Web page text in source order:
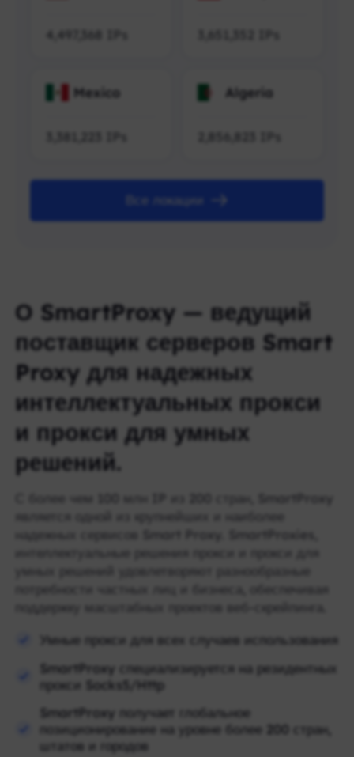
4,497,368
Mexico Algeria
Все локации
О SmartProxy — ведущий
поставщик серверов Smart
Proxy для надежных
интеллектуальных прокси
и прокси для умных
решений.
С более чем 100 млн IP из 200 стран, SmartProxy
является одной из крупнейших и наиболее
надежных сервисов Smart Proxy. SmartProxies,
интеллектуальные решения прокси и прокси для
умных решений удовлетворяют разнообразные
потребности частных лиц и бизнеса, обеспечивая
поддержку масштабных проектов веб-скрейпинга.
Умные прокси для всех случаев использования
SmartProxy специализируется на резидентных
прокси Socks5/Http
SmartProxy получает глобальное
позиционирование на уровне более 200 стран,
штатов и городов